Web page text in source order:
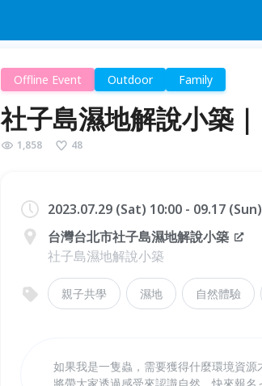
Offline Event Outdoor Family
社子島濕地解說小築
1,858 48
2023.07.29 (Sat) 10:00 - 09.17
台灣台北市社子島濕地解說小築
社子島濕地解說小築
親子共學 濕地 自然體驗
如果我是一隻蟲，需要獲得什麼環境資